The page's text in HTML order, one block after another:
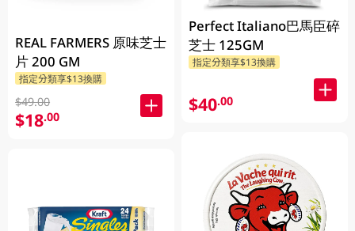
REAL FARMERS 原味芝士
片 200 GM
指定分類享$13換購
$49.00
$18.00
Perfect Italiano巴馬臣碎
芝士 125GM
指定分類享$13換購
$40.00